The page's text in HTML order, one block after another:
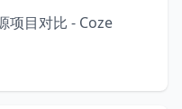
目对比 - Coze